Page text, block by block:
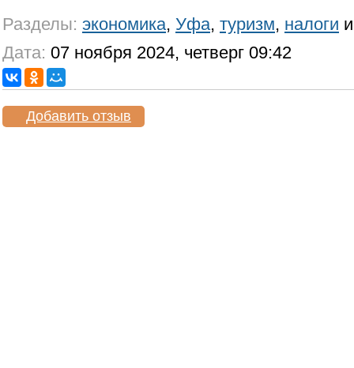
Разделы: экономика, Уфа, туризм, налоги
Дата: 07 ноября 2024, четверг 09:42
Добавить отзыв